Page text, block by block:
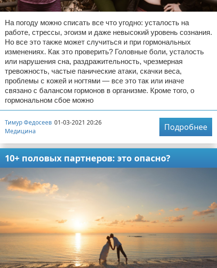
На погоду можно списать все что угодно: усталость на
работе, стрессы, эгоизм и даже невысокий уровень сознания.
Но все это также может случиться и при гормональных
изменениях. Как это проверить? Головные боли, усталость
или нарушения сна, раздражительность, чрезмерная
тревожность, частые панические атаки, скачки веса,
проблемы с кожей и ногтями — все это так или иначе
связано с балансом гормонов в организме. Кроме того, о
гормональном сбое можно
Тимур Федосеев 01-03-2021 20:26
Медицина
Подробнее
10+ половых партнеров: это опасно?